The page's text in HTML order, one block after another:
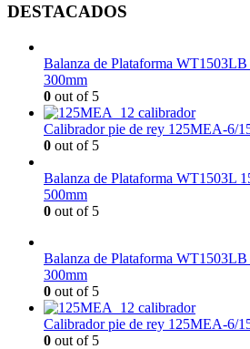
DESTACADOS
Balanza de Plataforma
300mm
0 out of 5
Calibrador pie de rey 125MEA-6/
0 out of 5
Balanza de Plataforma WT1503L
500mm
0 out of 5
Balanza de Plataforma
300mm
0 out of 5
Calibrador pie de rey 125MEA-6/
0 out of 5